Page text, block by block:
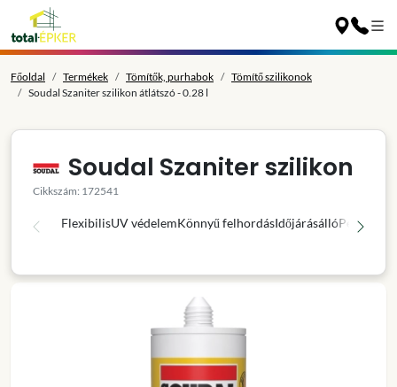
Főoldal Termékek Tömítők, purhabok
Tömítő szilikonok
Soudal Szaniter szilikon átlátszó - 0.28 l
Soudal Szaniter szilikon
Cikkszám: 172541
FlexibilisUV védelemKönnyű felhordásIdőjárásálló